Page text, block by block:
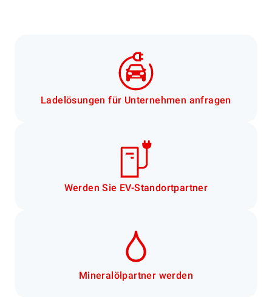
Ladelösungen für Unternehmen anfragen
Werden Sie EV-Standortpartner
Mineralölpartner werden